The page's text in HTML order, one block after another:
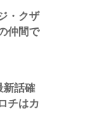
・クザ
仲間で
新話確
チはカ